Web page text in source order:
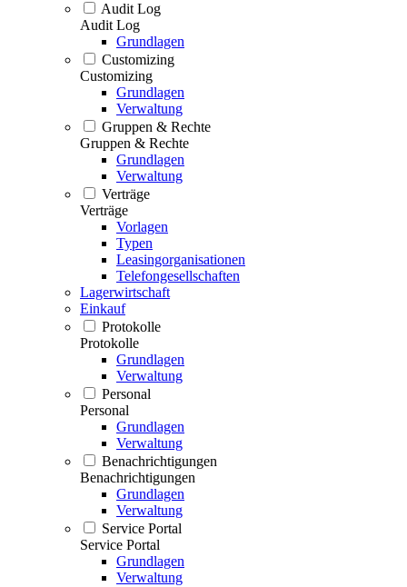
Audit Log
Audit Log
Grundlagen
Customizing
Customizing
Grundlagen
Verwaltung
Gruppen & Rechte
Gruppen & Rechte
Grundlagen
Verwaltung
Verträge
Verträge
Vorlagen
Typen
Leasingorganisationen
Telefongesellschaften
Lagerwirtschaft
Einkauf
Protokolle
Protokolle
Grundlagen
Verwaltung
Personal
Personal
Grundlagen
Verwaltung
Benachrichtigungen
Benachrichtigungen
Grundlagen
Verwaltung
Service Portal
Service Portal
Grundlagen
Verwaltung